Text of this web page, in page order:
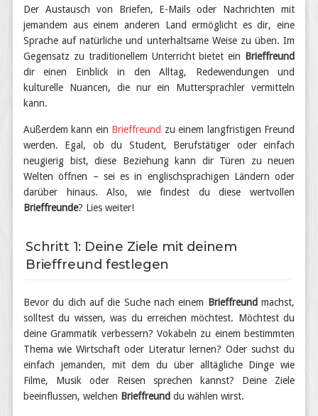
Der Austausch von Briefen, E-Mails oder Nachrichten mit
jemandem aus einem anderen Land ermöglicht es dir, eine
Sprache auf natürliche und unterhaltsame Weise zu üben. Im
Gegensatz zu traditionellem Unterricht bietet ein Brieffreund
dir einen Einblick in den Alltag, Redewendungen und
kulturelle Nuancen, die nur ein Muttersprachler vermitteln
kann.
Außerdem kann ein Brieffreund zu einem langfristigen Freund
werden. Egal, ob du Student, Berufstätiger oder einfach
neugierig bist, diese Beziehung kann dir Türen zu neuen
Welten öffnen – sei es in englischsprachigen Ländern oder
darüber hinaus. Also, wie findest du diese wertvollen
Brieffreunde? Lies weiter!
Schritt 1: Deine Ziele mit deinem
Brieffreund festlegen
Bevor du dich auf die Suche nach einem Brieffreund machst,
solltest du wissen, was du erreichen möchtest. Möchtest du
deine Grammatik verbessern? Vokabeln zu einem bestimmten
Thema wie Wirtschaft oder Literatur lernen? Oder suchst du
einfach jemanden, mit dem du über alltägliche Dinge wie
Filme, Musik oder Reisen sprechen kannst? Deine Ziele
beeinflussen, welchen Brieffreund du wählen wirst.